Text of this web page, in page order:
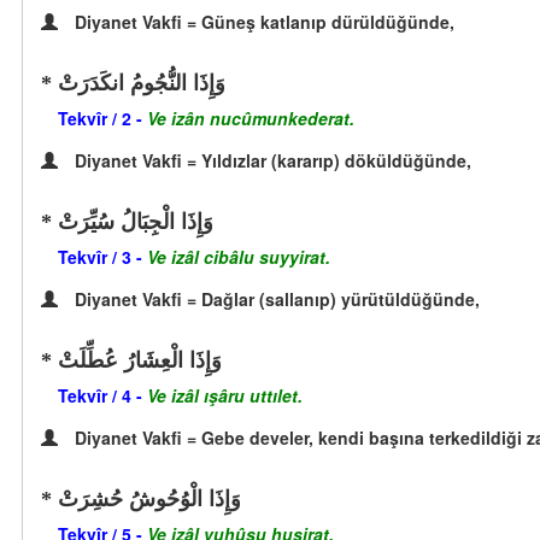
Diyanet Vakfi = Güneş katlanıp dürüldüğünde,
وَإِذَا النُّجُومُ انكَدَرَتْ
Tekvîr / 2 - Ve izân nucûmunkederat.
Diyanet Vakfi = Yıldızlar (kararıp) döküldüğünde,
وَإِذَا الْجِبَالُ سُيِّرَتْ
Tekvîr / 3 - Ve izâl cibâlu suyyirat.
Diyanet Vakfi = Dağlar (sallanıp) yürütüldüğünde,
وَإِذَا الْعِشَارُ عُطِّلَتْ
Tekvîr / 4 - Ve izâl ışâru uttılet.
Diyanet Vakfi = Gebe develer, kendi başına terkedildiği
وَإِذَا الْوُحُوشُ حُشِرَتْ
Tekvîr / 5 - Ve izâl vuhûşu huşirat.